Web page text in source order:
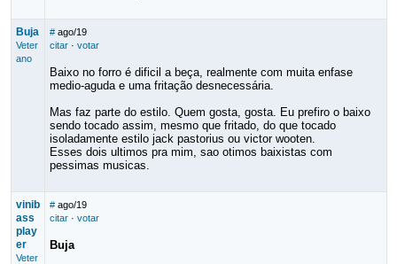
Buja
Veter
ano
# ago/19
citar· votar
Baixo no forro é dificil a beça, realmente com muita enfase
medio-aguda e uma fritação desnecessária.
Mas faz parte do estilo. Quem gosta, gosta. Eu prefiro o baixo
sendo tocado assim, mesmo que fritado, do que tocado
isoladamente estilo jack pastorius ou victor wooten.
Esses dois ultimos pra mim, sao otimos baixistas com
pessimas musicas.
vinib
ass
play
er
Veter
# ago/19
citar· votar
Buja